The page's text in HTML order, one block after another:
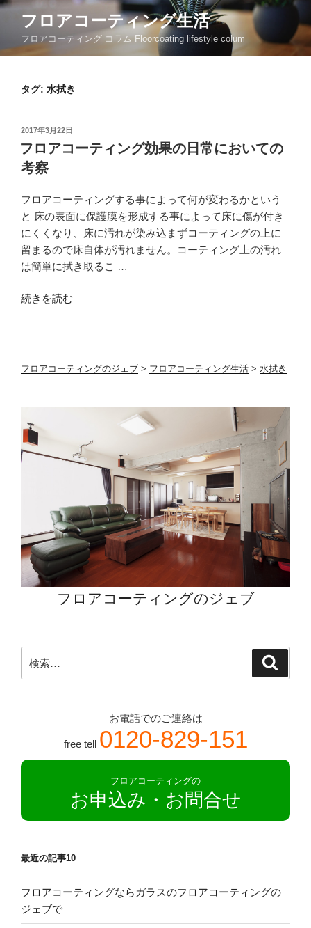
コ
ン
フロアコーティング生活
フロアコーティング コラム Floorcoating lifestyle colum
タグ: 水拭き
投
稿
日:
2017年3月22日
フロアコーティング効果の日常においての
考察
フロアコーティングする事によって何が変わるかという
と 床の表面に保護膜を形成する事によって床に傷が付き
にくくなり、床に汚れが染み込まずコーティングの上に
留まるので床自体が汚れません。コーティング上の汚れ
は簡単に拭き取るこ …
“フ
ー
グ
効
果
に
お
い
て
の
続きを読む
フロアコーティングのジェブ > フロアコーティング生活 > 水拭き
フロアコーティングのジェブ
索:
お電話でのご連絡は
free tell 0120-829-151
フロアコーティングの
お申込み・お問合せ
最近の記事10
フロアコーティングならガラスのフロアコーティングの
ジェブで